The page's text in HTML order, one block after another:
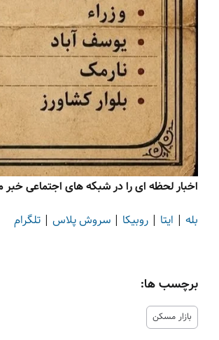
اخبار لحظه ای را در شبکه های اجتماعی خبر
بله | ایتا | روبیکا | سروش پلاس | تلگرام
برچسب ها:
بازار مسکن